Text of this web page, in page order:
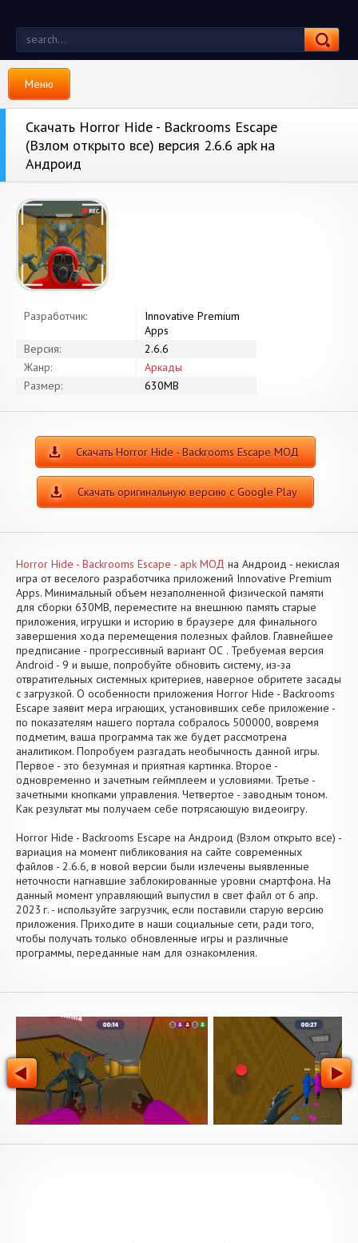
Меню
Скачать Horror Hide - Backrooms Escape
(Взлом открыто все) версия 2.6.6 apk на
Андроид
Разработчик:
Innovative Premium
Apps
Версия:
2.6.6
Жанр:
Аркады
Размер:
630MB
Скачать Horror Hide - Backrooms Escape МОД
Скачать оригинальную версию с Google Play
Horror Hide - Backrooms Escape - apk МОД на Андроид - некислая
игра от веселого разработчика приложений Innovative Premium
Apps. Минимальный объем незаполненной физической памяти
для сборки 630MB, переместите на внешнюю память старые
приложения, игрушки и историю в браузере для финального
завершения хода перемещения полезных файлов. Главнейшее
предписание - прогрессивный вариант ОС . Требуемая версия
Android - 9 и выше, попробуйте обновить систему, из-за
отвратительных системных критериев, наверное обритете засады
с загрузкой. О особенности приложения Horror Hide - Backrooms
Escape заявит мера играющих, установивших себе приложение -
по показателям нашего портала собралось 500000, вовремя
подметим, ваша программа так же будет рассмотрена
аналитиком. Попробуем разгадать необычность данной игры.
Первое - это безумная и приятная картинка. Второе -
одновременно и зачетным геймплеем и условиями. Третье -
зачетными кнопками управления. Четвертое - заводным тоном.
Как результат мы получаем себе потрясающую видеоигру.
Horror Hide - Backrooms Escape на Андроид (Взлом открыто все) -
вариация на момент пибликования на сайте современных
файлов - 2.6.6, в новой версии были излечены выявленные
неточности нагнавшие заблокированные уровни смартфона. На
данный момент управляющий выпустил в свет файл от 6 апр.
2023 г. - используйте загрузчик, если поставили старую версию
приложения. Приходите в наши социальные сети, ради того,
чтобы получать только обновленные игры и различные
программы, переданные нам для ознакомления.